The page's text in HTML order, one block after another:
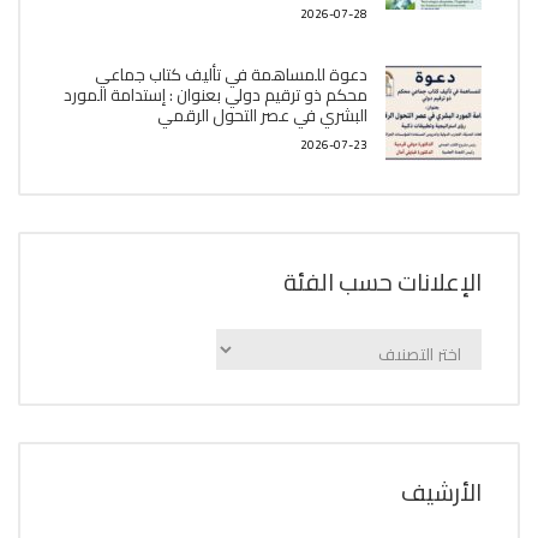
2026-07-28
دعوة للمساهمة في تأليف كتاب جماعي
محكم ذو ترقيم دولي بعنوان : إستدامة المورد
البشري في عصر التحول الرقمي
2026-07-23
الإعلانات حسب الفئة
الإعلانات
اﻷرشيف